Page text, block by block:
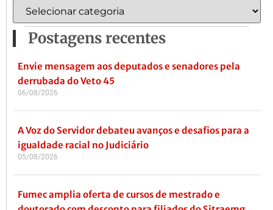
Postagens recentes
Envie mensagem aos deputados e senadores pela
derrubada do Veto 45
06/08/2026
A Voz do Servidor debateu avanços e desafios para a
igualdade racial no Judiciário
05/08/2026
Fumec amplia oferta de cursos de mestrado e